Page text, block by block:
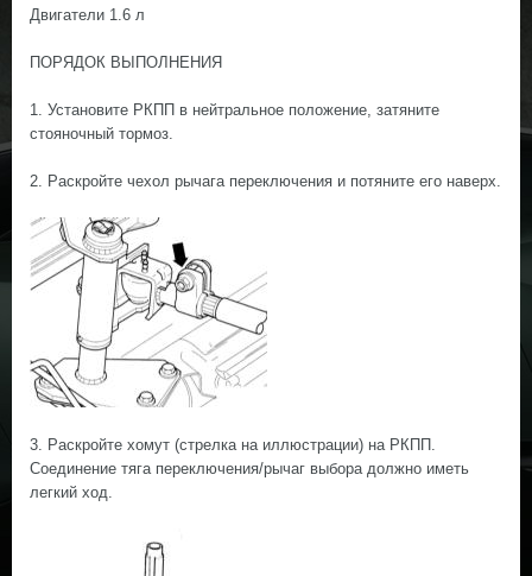
Двигатели 1.6 л
ПОРЯДОК ВЫПОЛНЕНИЯ
1. Установите РКПП в нейтральное положение, затяните
стояночный тормоз.
2. Раскройте чехол рычага переключения и потяните его наверх.
3. Раскройте хомут (стрелка на иллюстрации) на РКПП.
Соединение тяга переключения/рычаг выбора должно иметь
легкий ход.